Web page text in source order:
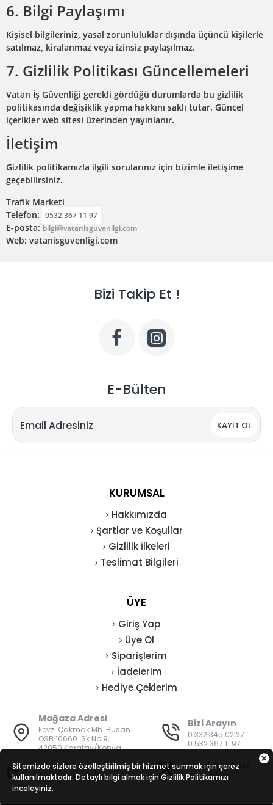
6. Bilgi Paylaşımı
Kişisel bilgileriniz, yasal zorunluluklar dışında üçüncü kişilerle
satılmaz, kiralanmaz veya izinsiz paylaşılmaz.
7. Gizlilik Politikası Güncellemeleri
Vatan İş Güvenliği gerekli gördüğü durumlarda bu gizlilik
politikasında değişiklik yapma hakkını saklı tutar. Güncel
içerikler web sitesi üzerinden yayınlanır.
İletişim
Gizlilik politikamızla ilgili sorularınız için bizimle iletişime
geçebilirsiniz.
Trafik Marketi
Telefon: 0532 367 11 97
E-posta: bilgi@vatanisguvenligi.com
Web: vatanisguvenligi.com
Bizi Takip Et !
E-Bülten
KAYIT OL
KURUMSAL
Hakkımızda
Şartlar ve Koşullar
Gizlilik İlkeleri
Teslimat Bilgileri
ÜYE
Giriş Yap
Üye Ol
Siparişlerim
İadelerim
Hediye Çeklerim
Mağaza Adresi
Fevzi Çakmak Mh. Büsan
OSB 10660. Sk No:9,
42050 Karatay/Konya
Bizi Arayın
0 332 345 02 27
0 532 367 11 97
E-Posta
bilgi@vatanisguvenligi.com
Mesai Saatleri
08:00 - 19:00
Sitemizde sizlere özelleştirilmiş bir hizmet sunmak için çerez
kullanılmaktadır. Detaylı bilgi almak için Gizlilik Politikamızı
inceleyiniz.